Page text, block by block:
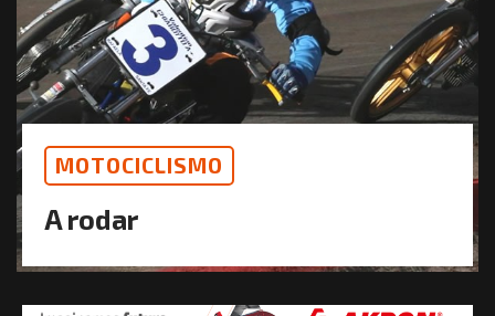
MOTOCICLISMO
A rodar